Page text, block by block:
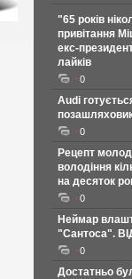
"65 років
привітання
екс-
лайків
0
Audi
0
Рецепт
володіння
на десяток
0
Неймар
"Сантоса".
0
Достатньо